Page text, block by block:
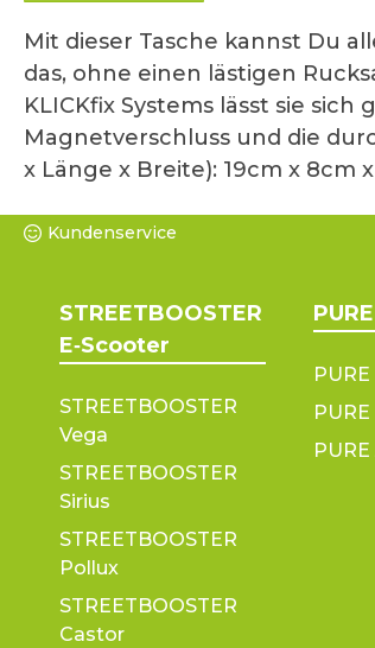
Mit dieser Tasche kannst Du
das, ohne einen lästigen
KLICKfix Systems lässt sie
Magnetverschluss und die
x Länge x Breite): 19cm x
Kundenservice
STREETBOOSTER
E‑Scooter
STREETBOOSTER
Vega
STREETBOOSTER
Sirius
STREETBOOSTER
Pollux
STREETBOOSTER
Castor